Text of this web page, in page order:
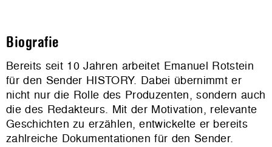
Biografie
Bereits seit 10 Jahren arbeitet Emanuel Rotstein
für den Sender HISTORY. Dabei übernimmt er
nicht nur die Rolle des Produzenten, sondern auch
die des Redakteurs. Mit der Motivation, relevante
Geschichten zu erzählen, entwickelte er bereits
zahlreiche Dokumentationen für den Sender.